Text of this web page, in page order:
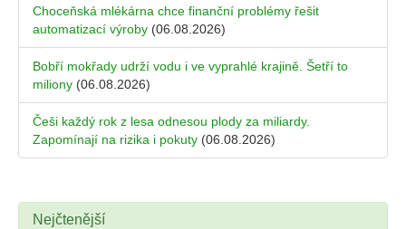
Choceňská mlékárna chce finanční problémy řešit
automatizací výroby (06.08.2026)
Bobří mokřady udrží vodu i ve vyprahlé krajině. Šetří to
miliony (06.08.2026)
Češi každý rok z lesa odnesou plody za miliardy.
Zapomínají na rizika i pokuty (06.08.2026)
Nejčtenější